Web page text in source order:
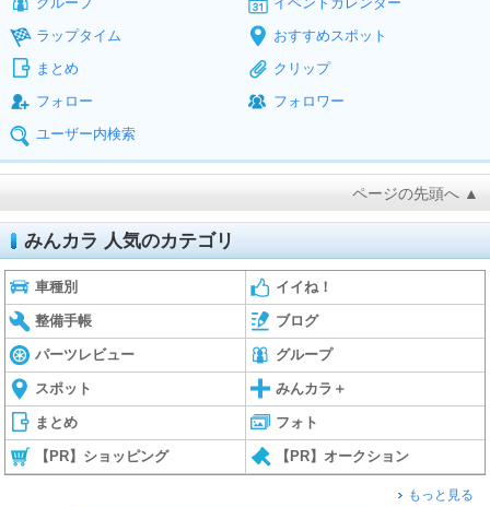
ラップタイム
おすすめスポット
まとめ
クリップ
フォロー
フォロワー
ユーザー内検索
ページの先頭へ ▲
みんカラ 人気のカテゴリ
車種別 イイね！
整備手帳 ブログ
パーツレビュー グループ
スポット みんカラ＋
まとめ フォト
【PR】ショッピング 【PR】オークション
もっと見る